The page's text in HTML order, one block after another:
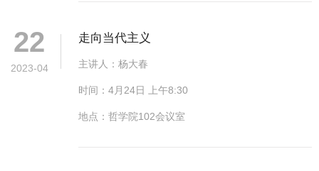
22
2023-04
走向当代主义
主讲人：杨大春
时间：4月24日 上午8:30
地点：哲学院102会议室